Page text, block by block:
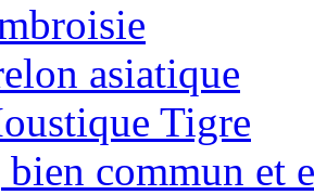
asiatique
Tigre
bien commun et